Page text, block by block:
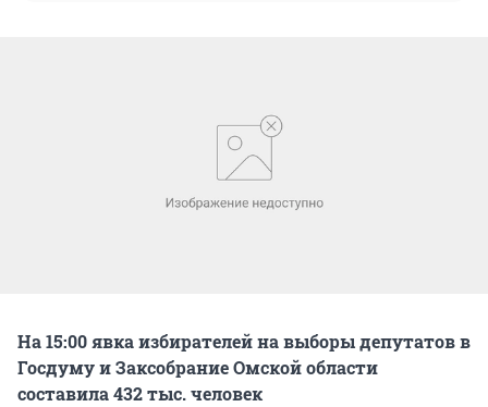
На 15:00 явка избирателей на выборы депутатов в
Госдуму и Заксобрание Омской области
составила 432 тыс. человек